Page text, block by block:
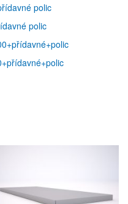
polic
polic